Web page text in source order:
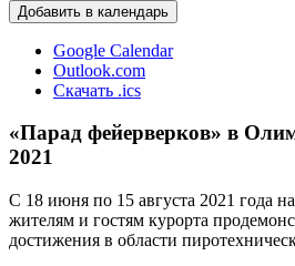
Добавить в календарь
Google Calendar
Outlook.com
Скачать .ics
«Парад фейерверков» в
2021
С 18 июня по 15 августа 2021 года
жителям и гостям курорта
достижения в области